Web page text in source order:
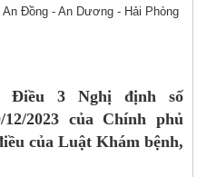
Đồng - An Dương - Hải Phòng
Điều 3 Nghị định số
12/2023 của Chính phủ
của Luật Khám bệnh,